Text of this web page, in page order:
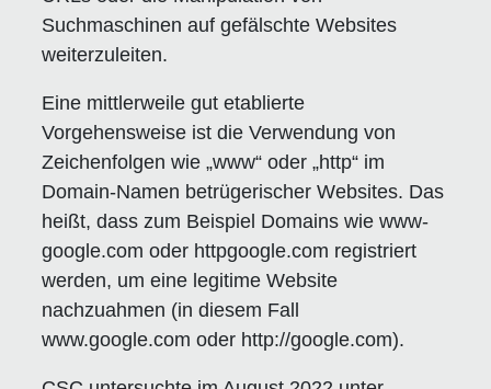
Suchmaschinen auf gefälschte Websites
weiterzuleiten.
Eine mittlerweile gut etablierte
Vorgehensweise ist die Verwendung von
Zeichenfolgen wie „www“ oder „http“ im
Domain-Namen betrügerischer Websites. Das
heißt, dass zum Beispiel Domains wie www-
google.com oder httpgoogle.com registriert
werden, um eine legitime Website
nachzuahmen (in diesem Fall
www.google.com oder http://google.com).